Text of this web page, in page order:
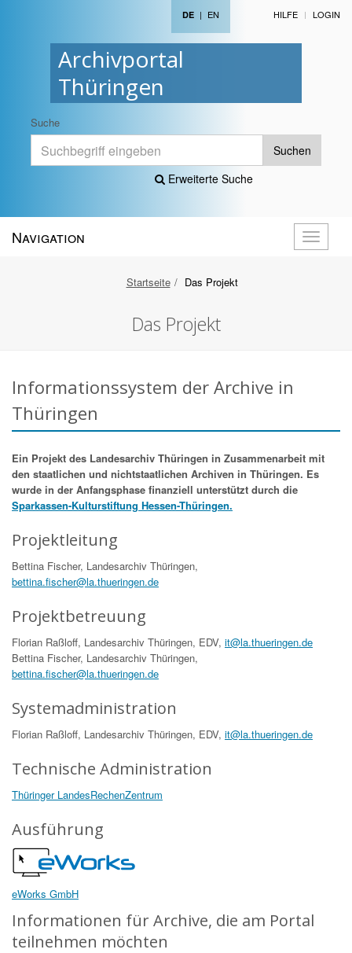
Archivportal
Thüringen
DE | EN HILFE LOGIN
Suche
Suchen
Erweiterte Suche
öffnen
Navigation
Startseite Das Projekt
Das Projekt
Informationssystem der Archive in
Thüringen
Ein Projekt des Landesarchiv Thüringen in Zusammenarbeit mit
den staatlichen und nichtstaatlichen Archiven in Thüringen. Es
wurde in der Anfangsphase finanziell unterstützt durch die
Sparkassen-Kulturstiftung Hessen-Thüringen.
Projektleitung
Bettina Fischer, Landesarchiv Thüringen,
bettina.fischer@la.thueringen.de
Projektbetreuung
Florian Raßloff, Landesarchiv Thüringen, EDV, it@la.thueringen.de
Bettina Fischer, Landesarchiv Thüringen,
bettina.fischer@la.thueringen.de
Systemadministration
Florian Raßloff, Landesarchiv Thüringen, EDV, it@la.thueringen.de
Technische Administration
Thüringer LandesRechenZentrum
Ausführung
eWorks GmbH
Informationen für Archive, die am Portal
teilnehmen möchten